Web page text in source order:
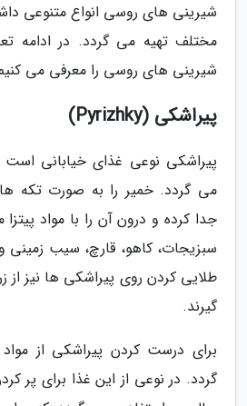
شیرینی های روسی انواع متنوعی
مختلف تهیه می گردد. در ادامه
شیرینی های روسی را معرفی می
پیراشکی (Pyrizhky)
پیراشکی نوعی غذای خیابانی
می گردد. خمیر را به صورت تکه
جدا کرده و درون آن را با مواد
سبزیجات، کاهو، قارچ، سیب زمینی
طلایی کردن روی پیراشکی ها نیز
گیرند.
برای درست کردن پیراشکی از
گردد. در نوعی از این غذا برای پر